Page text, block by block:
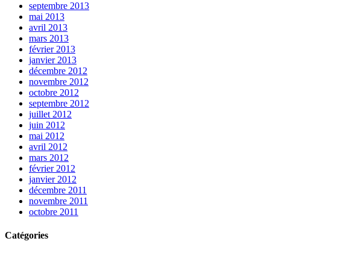
septembre 2013
mai 2013
avril 2013
mars 2013
février 2013
janvier 2013
décembre 2012
novembre 2012
octobre 2012
septembre 2012
juillet 2012
juin 2012
mai 2012
avril 2012
mars 2012
février 2012
janvier 2012
décembre 2011
novembre 2011
octobre 2011
Catégories